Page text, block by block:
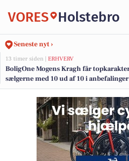
VORES Holstebro
Seneste nyt ›
13 timer siden | ERHVERV
BoligOne Mogens Kragh får
sælgerne med 10 ud af 10 i anbefalinger